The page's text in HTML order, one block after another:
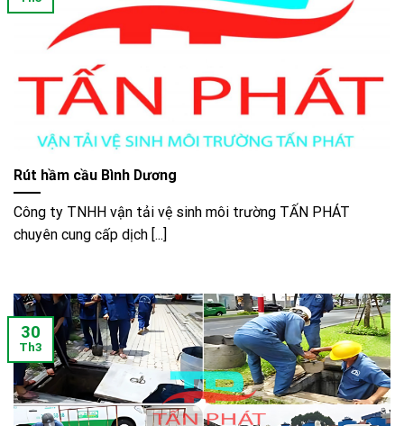
Rút hầm cầu Bình Dương
Công ty TNHH vận tải vệ sinh môi trường TẤN PHÁT
chuyên cung cấp dịch [...]
30
Th3